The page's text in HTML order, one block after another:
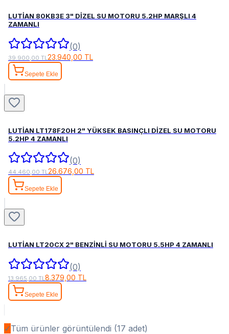
LUTİAN 80KB3E 3" DİZEL SU MOTORU 5.2HP MARŞLI 4
ZAMANLI
(0)
39.900,00 TL 23.940,00 TL
Sepete Ekle
LUTİAN LT178F20H 2" YÜKSEK BASINÇLI DİZEL SU MOTORU
5.2HP 4 ZAMANLI
(0)
44.460,00 TL26.676,00 TL
Sepete Ekle
LUTİAN LT20CX 2" BENZİNLİ SU MOTORU 5.5HP 4 ZAMANLI
(0)
13.965,00 TL 8.379,00 TL
Sepete Ekle
✓Tüm ürünler görüntülendi (17 adet)